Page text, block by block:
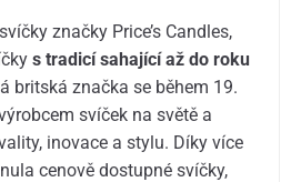
značky Price’s Candles,
s tradicí sahající až do roku
britská značka se během 19.
svíček na světě a
inovace a stylu. Díky více
cenově dostupné svíčky,